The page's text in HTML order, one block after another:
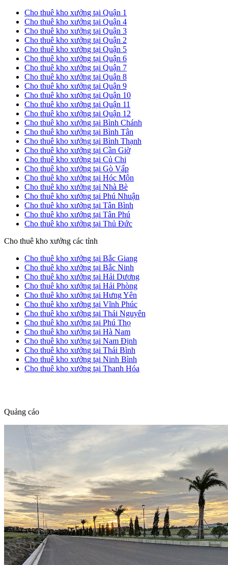
Cho thuê kho xưởng tại Quận 1
Cho thuê kho xưởng tại Quận 4
Cho thuê kho xưởng tại Quận 3
Cho thuê kho xưởng tại Quận 2
Cho thuê kho xưởng tại Quận 5
Cho thuê kho xưởng tại Quận 6
Cho thuê kho xưởng tại Quận 7
Cho thuê kho xưởng tại Quận 8
Cho thuê kho xưởng tại Quận 9
Cho thuê kho xưởng tại Quận 10
Cho thuê kho xưởng tại Quận 11
Cho thuê kho xưởng tại Quận 12
Cho thuê kho xưởng tại Bình Chánh
Cho thuê kho xưởng tại Bình Tân
Cho thuê kho xưởng tại Bình Thạnh
Cho thuê kho xưởng tại Cần Giờ
Cho thuê kho xưởng tại Củ Chi
Cho thuê kho xưởng tại Gò Vấp
Cho thuê kho xưởng tại Hóc Môn
Cho thuê kho xưởng tại Nhà Bè
Cho thuê kho xưởng tại Phú Nhuận
Cho thuê kho xưởng tại Tân Bình
Cho thuê kho xưởng tại Tân Phú
Cho thuê kho xưởng tại Thủ Đức
Cho thuê kho xưởng các tỉnh
Cho thuê kho xưởng tại Bắc Giang
Cho thuê kho xưởng tại Bắc Ninh
Cho thuê kho xưởng tại Hải Dương
Cho thuê kho xưởng tại Hải Phòng
Cho thuê kho xưởng tại Hưng Yên
Cho thuê kho xưởng tại Vĩnh Phúc
Cho thuê kho xưởng tại Thái Nguyên
Cho thuê kho xưởng tại Phú Thọ
Cho thuê kho xưởng tại Hà Nam
Cho thuê kho xưởng tại Nam Định
Cho thuê kho xưởng tại Thái Bình
Cho thuê kho xưởng tại Ninh Bình
Cho thuê kho xưởng tại Thanh Hóa
Quảng cáo